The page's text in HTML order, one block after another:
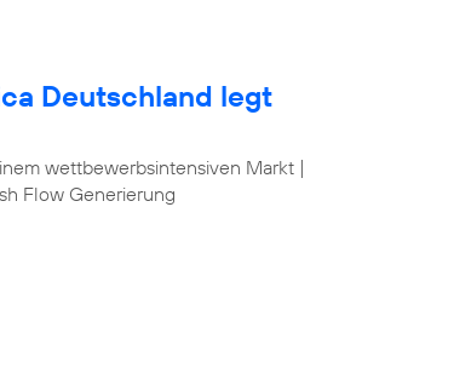
Deutschland legt
wettbewerbsintensiven Markt |
Flow Generierung